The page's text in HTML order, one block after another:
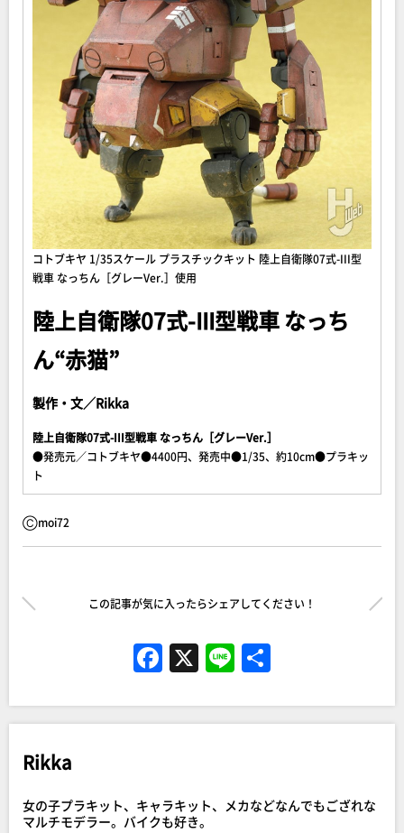
コトブキヤ 1/35スケール プラスチックキット 陸上自衛隊07式-III型
戦車 なっちん［グレーVer.］使用
陸上自衛隊07式-III型戦車 なっち
ん“赤猫”
製作・文／Rikka
陸上自衛隊07式-III型戦車 なっちん［グレーVer.］
●発売元／コトブキヤ●4400円、発売中●1/35、約10cm●プラキッ
ト
Ⓒmoi72
この記事が気に入ったらシェアしてください！
F
a
c
o
X Li
n
e
Rikka
女の子プラキット、キャラキット、メカなどなんでもござれな
マルチモデラー。バイクも好き。